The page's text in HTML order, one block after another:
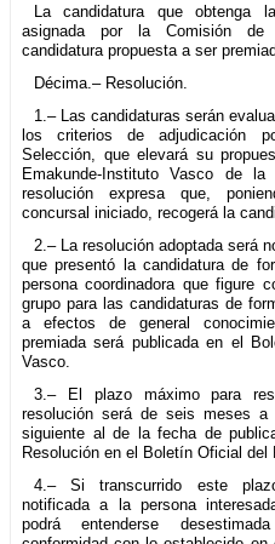
La candidatura que obtenga
asignada por la Comisión de
candidatura propuesta a ser
Décima.– Resolución.
1.– Las candidaturas serán
los criterios de adjudicación
Selección, que elevará su
Emakunde-Instituto Vasco de
resolución expresa que,
concursal iniciado, recogerá la
2.– La resolución adoptada será
que presentó la candidatura de
persona coordinadora que figure
grupo para las candidaturas de
a efectos de general
premiada será publicada en el
Vasco.
3.– El plazo máximo para
resolución será de seis meses
siguiente al de la fecha de
Resolución en el Boletín Oficial del
4.– Si transcurrido este
notificada a la persona
podrá entenderse